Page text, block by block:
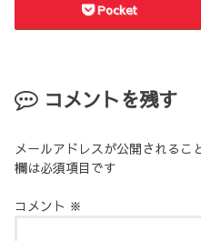
Pocket
コメントを残す
メールアドレスが公開されるこ
欄は必須項目です
コメント ※